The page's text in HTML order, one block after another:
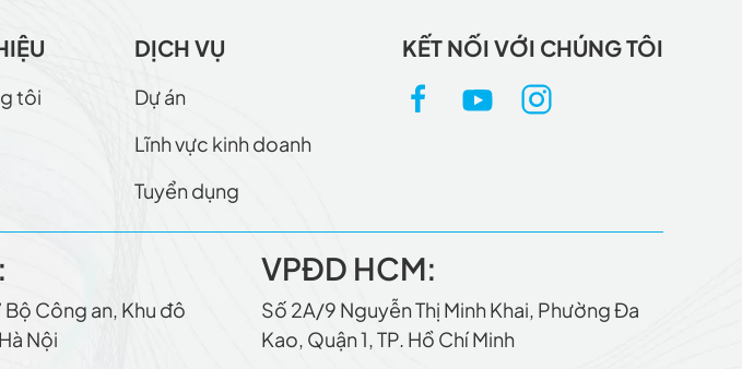
tôi
DỊCH VỤ
Dự án
Lĩnh vực kinh doanh
Tuyển dụng
KẾT NỐI VỚI CHÚNG TÔI
Bộ Công an, Khu đô
Nội
VPÐD HCM:
Số 2A/9 Nguyễn Thị Minh Khai, Phường Ða
Kao, Quận 1, TP. Hồ Chí Minh